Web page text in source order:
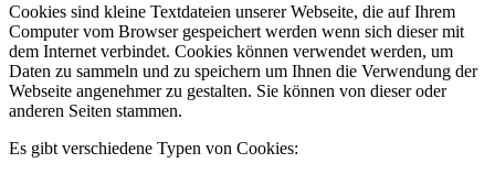
Cookies sind kleine Textdateien unserer Webseite, die auf Ihrem
Computer vom Browser gespeichert werden wenn sich dieser mit
dem Internet verbindet. Cookies können verwendet werden, um
Daten zu sammeln und zu speichern um Ihnen die Verwendung der
Webseite angenehmer zu gestalten. Sie können von dieser oder
anderen Seiten stammen.
Es gibt verschiedene Typen von Cookies: